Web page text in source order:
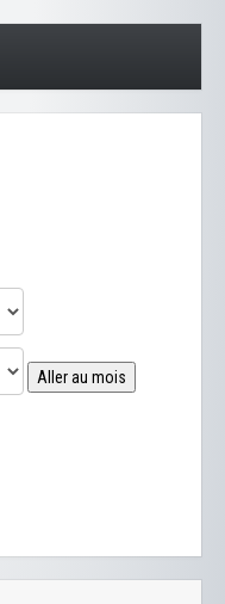
Aller au mois